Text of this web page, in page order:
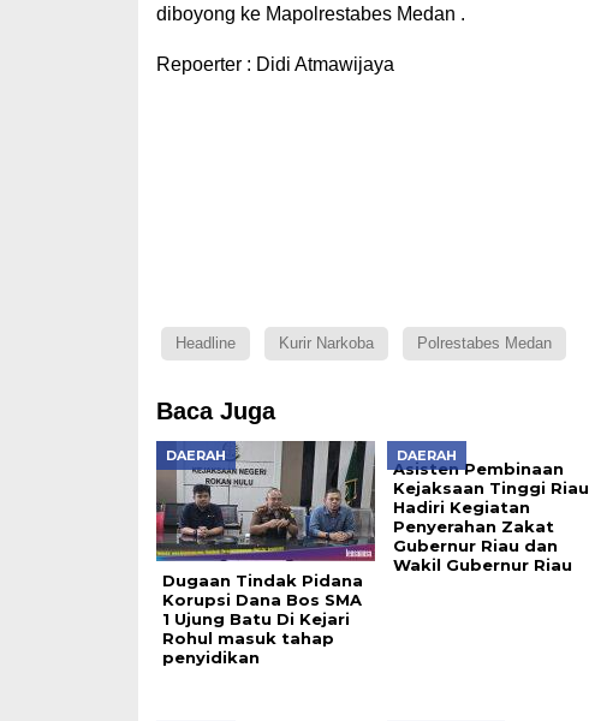
diboyong ke Mapolrestabes Medan .
Repoerter : Didi Atmawijaya
Headline Kurir Narkoba Polrestabes Medan
Baca Juga
DAERAH
Dugaan Tindak Pidana
Korupsi Dana Bos SMA
1 Ujung Batu Di Kejari
Rohul masuk tahap
penyidikan
DAERAH
Asisten Pembinaan
Kejaksaan Tinggi Riau
Hadiri Kegiatan
Penyerahan Zakat
Gubernur Riau dan
Wakil Gubernur Riau